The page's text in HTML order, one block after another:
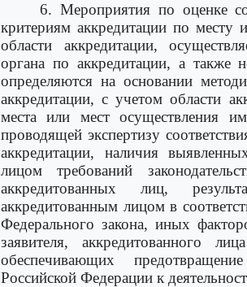
6. Мероприятия по оценке
критериям аккредитации по месту
области аккредитации,
органа по аккредитации, а также
определяются на основании
аккредитации, с учетом области
места или мест осуществления
проводящей экспертизу
аккредитации, наличия
лицом требований
аккредитованных лиц,
аккредитованным лицом в
Федерального закона, иных
заявителя, аккредитованного
обеспечивающих
Российской Федерации к